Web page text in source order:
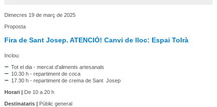
Dimecres 19 de març de 2025
Proposta
Fira de Sant Josep. ATENCIÓ! Canvi de lloc: Espai Tolrà
Inclou:
Tot el dia - mercat d'aliments artesanals
10.30 h - repartiment de coca
17.30 h - repartiment de crema de Sant Josep
Horari |De 10 a 20 h
Destinataris |Públic general